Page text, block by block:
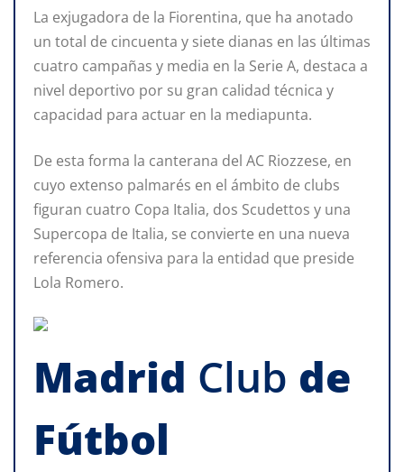
La exjugadora de la Fiorentina, que ha anotado
un total de cincuenta y siete dianas en las últimas
cuatro campañas y media en la Serie A, destaca a
nivel deportivo por su gran calidad técnica y
capacidad para actuar en la mediapunta.
De esta forma la canterana del AC Riozzese, en
cuyo extenso palmarés en el ámbito de clubs
figuran cuatro Copa Italia, dos Scudettos y una
Supercopa de Italia, se convierte en una nueva
referencia ofensiva para la entidad que preside
Lola Romero.
Madrid Club de
Fútbol